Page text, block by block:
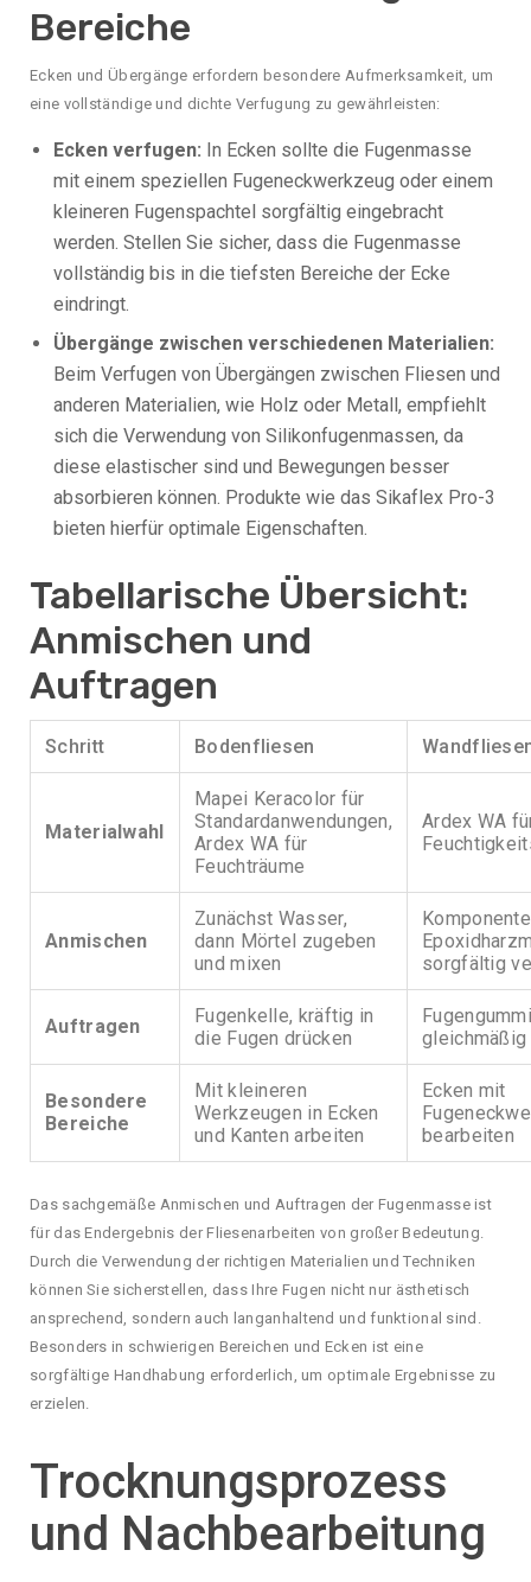
Bereiche
Ecken und Übergänge erfordern besondere Aufmerksamkeit, um
eine vollständige und dichte Verfugung zu gewährleisten:
Ecken verfugen: In Ecken sollte die Fugenmasse
mit einem speziellen Fugeneckwerkzeug oder einem
kleineren Fugenspachtel sorgfältig eingebracht
werden. Stellen Sie sicher, dass die Fugenmasse
vollständig bis in die tiefsten Bereiche der Ecke
eindringt.
Übergänge zwischen verschiedenen Materialien:
Beim Verfugen von Übergängen zwischen Fliesen und
anderen Materialien, wie Holz oder Metall, empfiehlt
sich die Verwendung von Silikonfugenmassen, da
diese elastischer sind und Bewegungen besser
absorbieren können. Produkte wie das Sikaflex Pro-3
bieten hierfür optimale Eigenschaften.
Tabellarische Übersicht:
Anmischen und
Auftragen
Schritt Bodenfliesen
Materialwahl
Mapei Keracolor für
Standardanwendungen,
Ardex WA für
Feuchträume
Ardex WA
Anmischen
Zunächst Wasser,
dann Mörtel zugeben
und mixen
sorgfältig
Auftragen
Fugenkelle, kräftig in
die Fugen drücken
Besondere
Bereiche
Mit kleineren
Werkzeugen in Ecken
und Kanten arbeiten
Ecken mit
bearbeiten
Das sachgemäße Anmischen und Auftragen der Fugenmasse ist
für das Endergebnis der Fliesenarbeiten von großer Bedeutung.
Durch die Verwendung der richtigen Materialien und Techniken
können Sie sicherstellen, dass Ihre Fugen nicht nur ästhetisch
ansprechend, sondern auch langanhaltend und funktional sind.
Besonders in schwierigen Bereichen und Ecken ist eine
sorgfältige Handhabung erforderlich, um optimale Ergebnisse zu
erzielen.
Trocknungsprozess
und Nachbearbeitung